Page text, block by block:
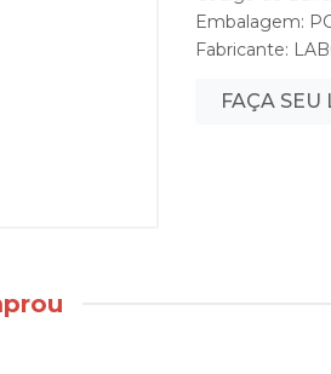
Embalagem:
Fabricante:
FAÇA SEU